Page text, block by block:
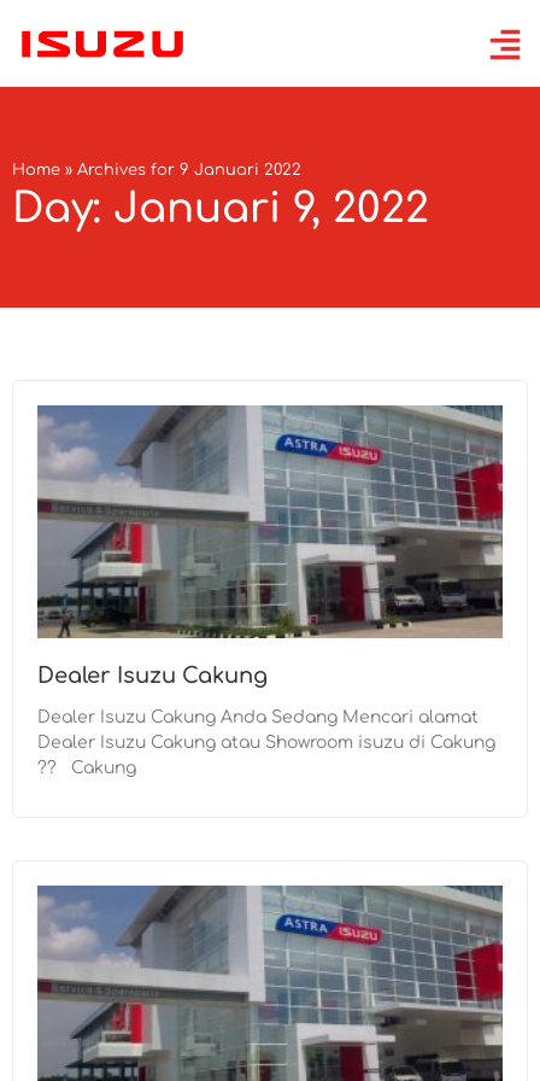
Home » Archives for 9 Januari 2022
Day: Januari 9, 2022
Dealer Isuzu Cakung
Dealer Isuzu Cakung Anda Sedang Mencari alamat
Dealer Isuzu Cakung atau Showroom isuzu di Cakung
?? Cakung